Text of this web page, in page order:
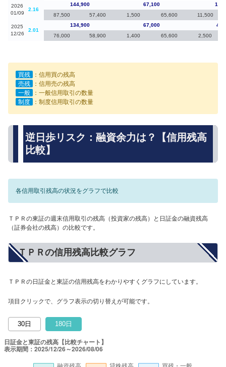
2026
01/09
2.16
144,900 67,100
87,500
57,400 1,500 65,600 11,500
2025
12/26
2.01
134,900 67,000
76,000
58,900 1,400 65,600 2,500
買残
：信用買の残高
売残
：信用売の残高
一般
：一般信用取引の数量
制度
：制度信用取引の数量
逆日歩リスク：融資余力は？【信用残高
比較】
各信用取引残高の状況をグラフで比較
ＴＰＲの東証の週末信用取引の残高（投資家の残高）と日証金の融資残高
（証券会社の残高）の比較です。
ＴＰＲの信用残高比較グラフ
ＴＰＲの日証金と東証の信用残高をわかりやすくグラフにしています。
項目クリックで、グラフ表示の切り替えが可能です。
30日 180日